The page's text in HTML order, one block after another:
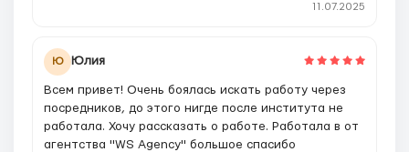
11.07.2025
Ю Юлия
Всем привет! Очень боялась искать работу через
посредников, до этого нигде после института не
работала. Хочу рассказать о работе. Работала в от
агентства "WS Agency" большое спасибо